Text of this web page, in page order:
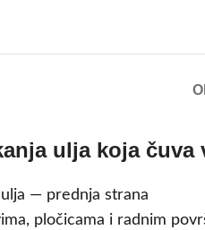
ulja koja
pločicama i radnim